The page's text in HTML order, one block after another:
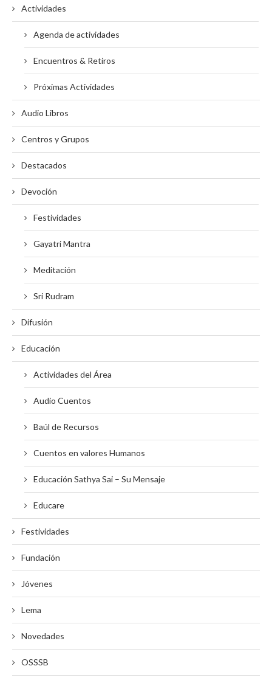
Actividades
Agenda de actividades
Encuentros & Retiros
Próximas Actividades
Audio Libros
Centros y Grupos
Destacados
Devoción
Festividades
Gayatri Mantra
Meditación
Sri Rudram
Difusión
Educación
Actividades del Área
Audio Cuentos
Baúl de Recursos
Cuentos en valores Humanos
Educación Sathya Sai – Su Mensaje
Educare
Festividades
Fundación
Jóvenes
Lema
Novedades
OSSSB